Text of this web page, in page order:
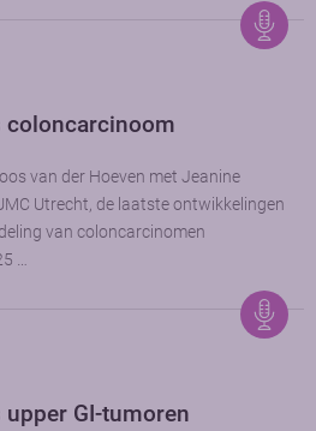
coloncarcinoom
van der Hoeven met Jeanine
Utrecht, de laatste ontwikkelingen
van coloncarcinomen
…
GI-tumoren